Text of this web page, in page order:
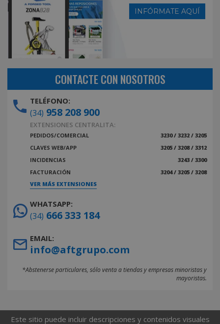
INFÓRMATE AQUÍ
CONTACTE CON NOSOTROS
TELÉFONO:
(34) 958 208 900
EXTENSIONES CENTRALITA:
PEDIDOS/COMERCIAL
3230 / 3232 / 3205
CLAVES WEB/APP
3205 / 3208 / 3312
INCIDENCIAS
3243 / 3300
FACTURACIÓN
3204 / 3205 / 3208
VER MÁS EXTENSIONES
WHATSAPP:
(34) 666 333 184
EMAIL:
info@aftgrupo.com
*Abstenerse particulares, sólo venta a tiendas y empresas minoristas y
mayoristas.
Este sitio puede incluir descripciones y contenidos visuales